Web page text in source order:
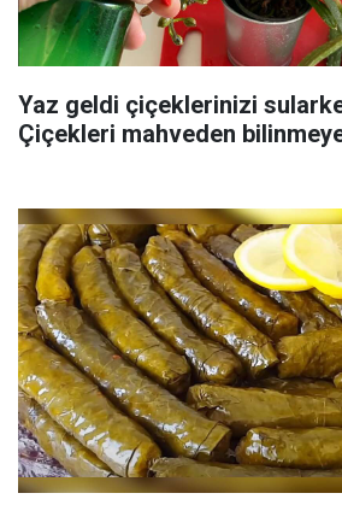
Yaz geldi çiçeklerinizi
Çiçekleri mahveden